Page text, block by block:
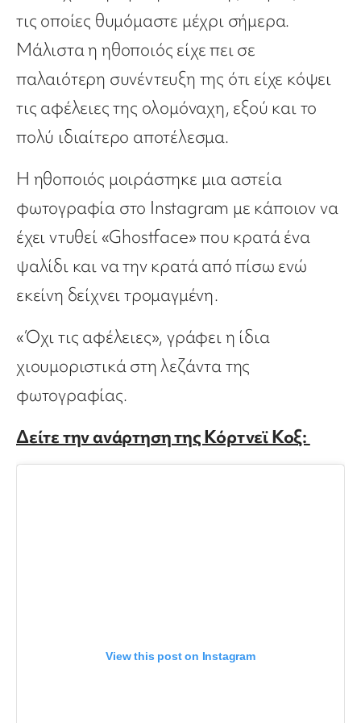
τις οποίες θυμόμαστε μέχρι σήμερα.
Μάλιστα η ηθοποιός είχε πει σε
παλαιότερη συνέντευξη της ότι είχε κόψει
τις αφέλειες της ολομόναχη, εξού και το
πολύ ιδιαίτερο αποτέλεσμα.
Η ηθοποιός μοιράστηκε μια αστεία
φωτογραφία στο Instagram με κάποιον να
έχει ντυθεί «Ghostface» που κρατά ένα
ψαλίδι και να την κρατά από πίσω ενώ
εκείνη δείχνει τρομαγμένη.
«Όχι τις αφέλειες», γράφει η ίδια
χιουμοριστικά στη λεζάντα της
φωτογραφίας.
Δείτε την ανάρτηση της Κόρτνεϊ Κοξ:
View this post on Instagram